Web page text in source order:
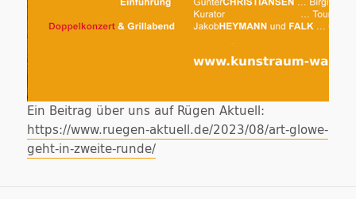
Ein Beitrag über uns auf Rügen Aktuell:
https://www.ruegen-aktuell.de/2023/08/art-glowe-
geht-in-zweite-runde/